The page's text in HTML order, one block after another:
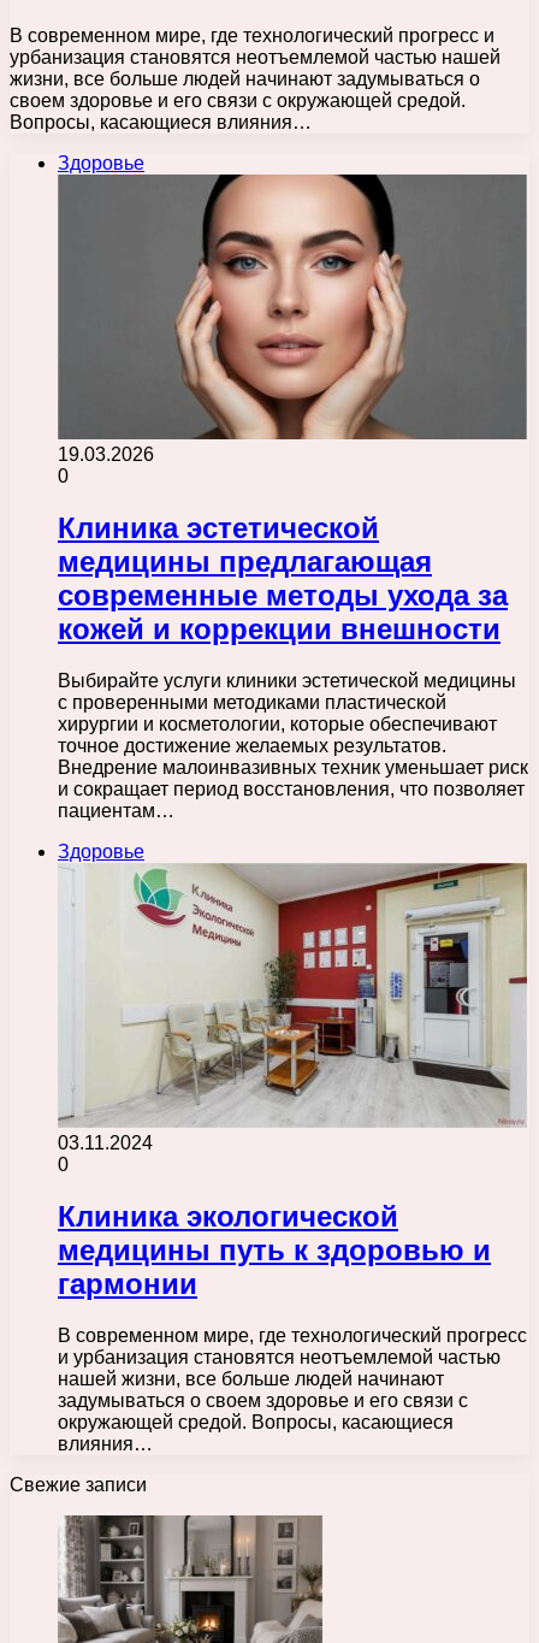
В современном мире, где технологический прогресс и
урбанизация становятся неотъемлемой частью нашей
жизни, все больше людей начинают задумываться о
своем здоровье и его связи с окружающей средой.
Вопросы, касающиеся влияния…
Здоровье
19.03.2026
0
Клиника эстетической
медицины предлагающая
современные методы ухода за
кожей и коррекции внешности
Выбирайте услуги клиники эстетической медицины
с проверенными методиками пластической
хирургии и косметологии, которые обеспечивают
точное достижение желаемых результатов.
Внедрение малоинвазивных техник уменьшает риск
и сокращает период восстановления, что позволяет
пациентам…
Здоровье
03.11.2024
0
Клиника экологической
медицины путь к здоровью и
гармонии
В современном мире, где технологический прогресс
и урбанизация становятся неотъемлемой частью
нашей жизни, все больше людей начинают
задумываться о своем здоровье и его связи с
окружающей средой. Вопросы, касающиеся
влияния…
Свежие записи